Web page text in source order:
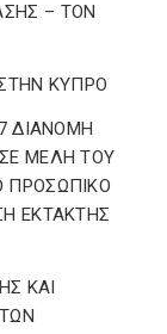
– ΤΟΝ
ΚΥΠΡΟ
ΔΙΑΝΟΜΗ
ΜΕΛΗ ΤΟΥ
ΠΡΟΣΩΠΙΚΟ
ΕΚΤΑΚΤΗΣ
ΚΑΙ